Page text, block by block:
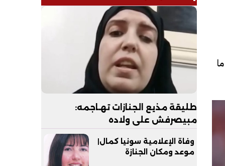
طليقة مذيع الجنازات تهـاجمه:
مبيصرفش على ولاده
وفاة الإعلامية سونيا كمال|
موعد ومكان الجنازة